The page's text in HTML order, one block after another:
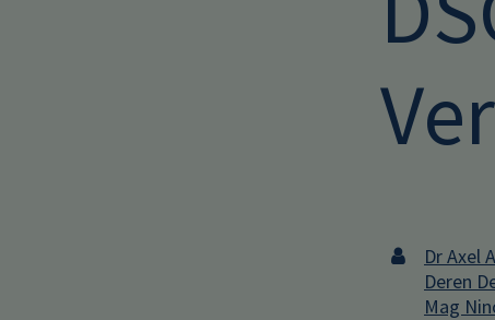
Dr Axel
Deren
Mag